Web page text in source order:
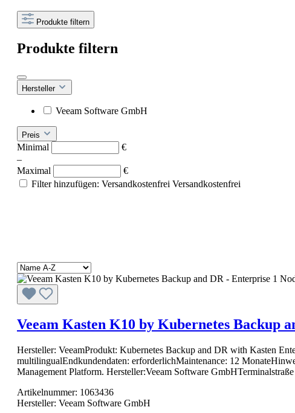
Produkte filtern
Produkte filtern
Hersteller
Veeam Software GmbH
Preis
Minimal
€
–
Maximal
€
Filter hinzufügen: Versandkostenfrei Versandkostenfrei
Veeam Kasten K10 by Kubernetes Backup
Hersteller: VeeamProdukt: Kubernetes Backup and DR with Kasten
multilingualEndkundendaten: erforderlichMaintenance: 12
Management Platform. Hersteller:Veeam Software
Artikelnummer: 1063436
Hersteller: Veeam Software GmbH